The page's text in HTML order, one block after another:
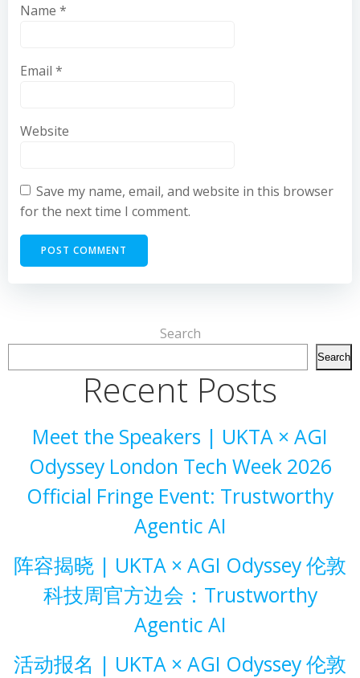
Name *
Email *
Website
Save my name, email, and website in this browser
for the next time I comment.
Search
Search
Recent Posts
Meet the Speakers | UKTA × AGI
Odyssey London Tech Week 2026
Official Fringe Event: Trustworthy
Agentic AI
阵容揭晓 | UKTA × AGI Odyssey 伦敦
科技周官方边会：Trustworthy
Agentic AI
活动报名 | UKTA × AGI Odyssey 伦敦